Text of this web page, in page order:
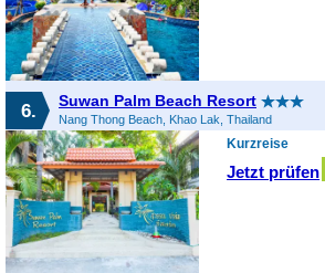
6. Suwan Palm Beach Resort
Nang Thong Beach, Khao Lak, Thailand
Kurzreise
Jetzt prüfen